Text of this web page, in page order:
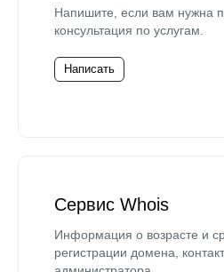
Напишите, если вам нужна
консультация по услугам.
Написать
Сервис Whois
Информация о возрасте и
регистрации домена,